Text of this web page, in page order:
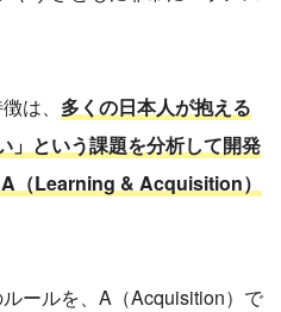
は、 多くの日本人が抱える
」という課題を分析して開発
（Learning & Acquisition）
ールを、A（Acquisition）で